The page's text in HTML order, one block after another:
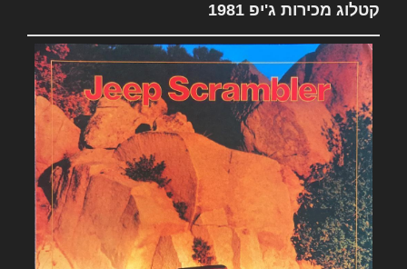
קטלוג מכירות ג'יפ 1981